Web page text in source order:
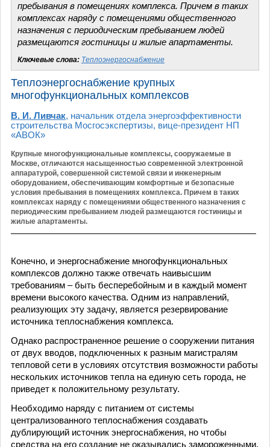
пребывания в помещениях комплекса. Причем в таких
комплексах наряду с помещениями общественного
назначения с периодическим пребыванием людей
размещаются гостиницы и жилые апартаменты.
Ключевые слова: Теплоэнергоснабжение
Теплоэнергоснабжение крупных
многофункциональных комплексов
В. И. Ливчак, начальник отдела энергоэффективности
строительства Мосгосэкспертизы, вице-президент НП
«АВОК»
Крупные многофункциональные комплексы, сооружаемые в
Москве, отличаются насыщенностью современной электронной
аппаратурой, совершенной системой связи и инженерным
оборудованием, обеспечивающим комфортные и безопасные
условия пребывания в помещениях комплекса. Причем в таких
комплексах наряду с помещениями общественного назначения с
периодическим пребыванием людей размещаются гостиницы и
жилые апартаменты.
Конечно, и энергоснабжение многофункциональных
комплексов должно также отвечать наивысшим
требованиям – быть бесперебойным и в каждый момент
времени высокого качества. Одним из направлений,
реализующих эту задачу, является резервирование
источника теплоснабжения комплекса.
Однако распространенное решение о сооружении питания
от двух вводов, подключенных к разным магистралям
тепловой сети в условиях отсутствия возможности работы
нескольких источников тепла на единую сеть города, не
приведет к положительному результату.
Необходимо наряду с питанием от системы
централизованного теплоснабжения создавать
дублирующий источник энергоснабжения, но чтобы
средства на его создание не оказывались замороженными,